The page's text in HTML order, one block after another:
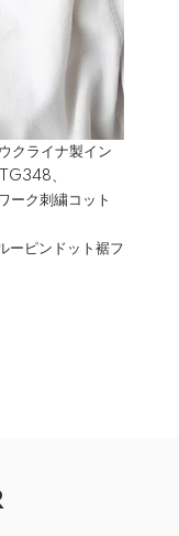
クライナ製イン
TG348、
ーク刺繍コット
ーピンドット裾フ